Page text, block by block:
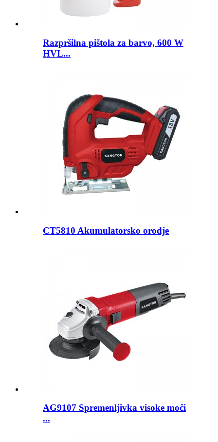
Razpršilna pištola za barvo, 600 W
HVL...
CT5810 Akumulatorsko orodje
AG9107 Spremenljivka visoke moči
...